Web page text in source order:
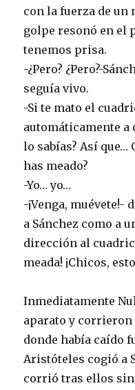
con la fuerza de
golpe resonó en el
tenemos prisa.
-¿Pero? ¿Pero?-
seguía vivo.
-Si te mato el
automáticamente a
lo sabías? Así que…
has meado?
-Yo… yo…
-¡Venga,
a Sánchez como a
dirección al
meada! ¡Chicos,
Inmediatamente
aparato y corrieron
donde había caído
Aristóteles cogió a
corrió tras ellos sin